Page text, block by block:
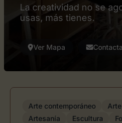
La creatividad no se
usas, más tienes.
Ver Mapa
Arte contemporáneo
Artesanía
Escultura